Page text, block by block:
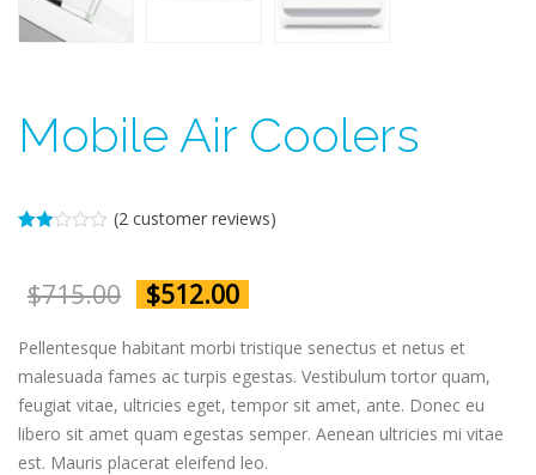
Mobile Air Coolers
out
of 5
ed
cus
tome
r
ratin
gs
(2customer reviews)
$715.00 $512.00
Pellentesque habitant morbi tristique senectus et netus et
malesuada fames ac turpis egestas. Vestibulum tortor quam,
feugiat vitae, ultricies eget, tempor sit amet, ante. Donec eu
libero sit amet quam egestas semper. Aenean ultricies mi vitae
est. Mauris placerat eleifend leo.